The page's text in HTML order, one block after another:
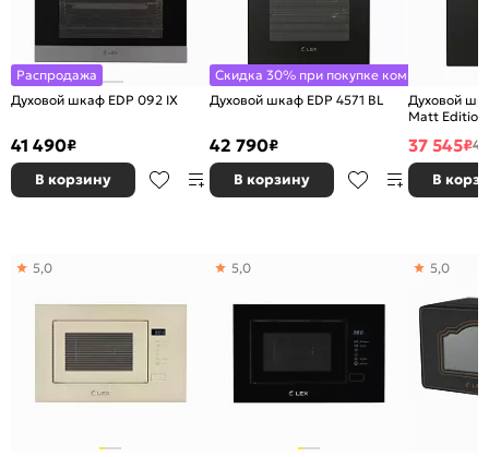
Распродажа
Духовой шкаф EDP 092 IX
41 490₽
В корзину
Скидка 30% при покупке комплекта
Духовой шкаф EDP 4571 BL
42 790₽
В корзину
Духовой
Matt Edition
37 545₽
В
5,0 5,0 5,0